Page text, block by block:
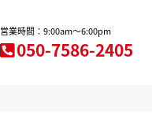
営業時間：9:00am～6:00pm
050-7586-2405